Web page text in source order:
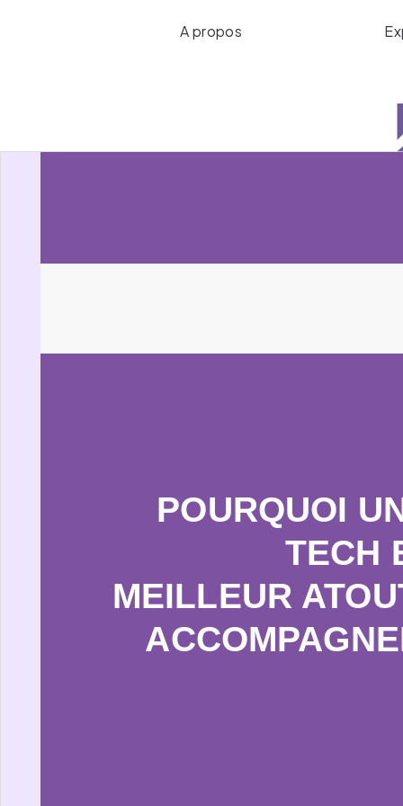
A propos
POURQUOI
TECH
MEILLEUR